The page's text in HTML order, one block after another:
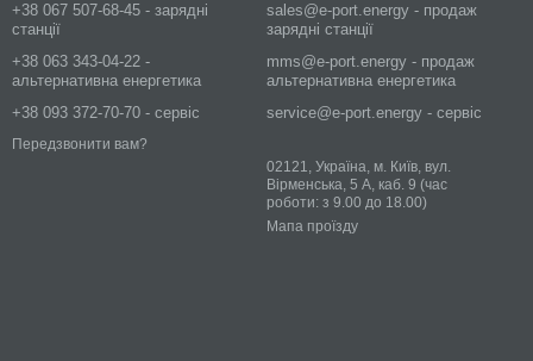
+38 067 507-68-45 - зарядні
станції
+38 063 343-04-22 -
альтернативна енергетика
+38 093 372-70-70 - сервіс
Передзвонити вам?
sales@e-port.energy - продаж
зарядні станції
mms@e-port.energy - продаж
альтернативна енергетика
service@e-port.energy - сервіс
02121, Україна, м. Київ, вул.
Вірменська, 5 А, каб. 9 (час
роботи: з 9.00 до 18.00)
Мапа проїзду